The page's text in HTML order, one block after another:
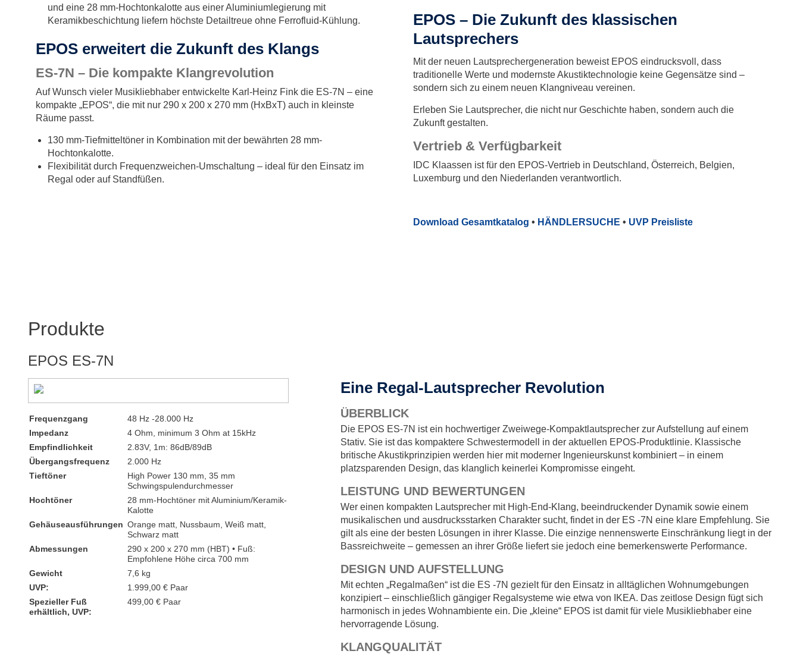
und eine 28 mm-Hochtonkalotte aus einer Aluminiumlegierung mit
Keramikbeschichtung liefern höchste Detailtreue ohne Ferrofluid-Kühlung.
EPOS erweitert die Zukunft des Klangs
ES-7N – Die kompakte Klangrevolution
Auf Wunsch vieler Musikliebhaber entwickelte Karl-Heinz Fink die ES-7N – eine
kompakte „EPOS“, die mit nur 290 x 200 x 270 mm (HxBxT) auch in kleinste
Räume passt.
130 mm-Tiefmitteltöner in Kombination mit der bewährten 28 mm-
Hochtonkalotte.
Flexibilität durch Frequenzweichen-Umschaltung – ideal für den Einsatz im
Regal oder auf Standfüßen.
EPOS – Die Zukunft des klassischen
Lautsprechers
Mit der neuen Lautsprechergeneration beweist EPOS eindrucksvoll, dass
traditionelle Werte und modernste Akustiktechnologie keine Gegensätze sind –
sondern sich zu einem neuen Klangniveau vereinen.
Erleben Sie Lautsprecher, die nicht nur Geschichte haben, sondern auch die
Zukunft gestalten.
Vertrieb & Verfügbarkeit
IDC Klaassen ist für den EPOS-Vertrieb in Deutschland, Österreich, Belgien,
Luxemburg und den Niederlanden verantwortlich.
Download Gesamtkatalog • HÄNDLERSUCHE • UVP Preisliste
Produkte
EPOS ES-7N
Frequenzgang
48 Hz -28.000 Hz
Impedanz
4 Ohm, minimum 3 Ohm at 15kHz
Empfindlichkeit
2.83V, 1m: 86dB/89dB
Übergangsfrequenz
2.000 Hz
Tieftöner
High Power 130 mm, 35 mm
Schwingspulendurchmesser
Hochtöner
28 mm-Hochtöner mit Aluminium/Keramik-
Kalotte
Gehäuseausführungen Orange matt, Nussbaum, Weiß matt,
Schwarz matt
Abmessungen
290 x 200 x 270 mm (HBT) • Fuß:
Empfohlene Höhe circa 700 mm
Gewicht
7,6 kg
UVP:
1.999,00 € Paar
Spezieller Fuß
erhältlich, UVP:
499,00 € Paar
Eine Regal-Lautsprecher Revolution
ÜBERBLICK
Die EPOS ES-7N ist ein hochwertiger Zweiwege-Kompaktlautsprecher zur Aufstellung auf einem
Stativ. Sie ist das kompaktere Schwestermodell in der aktuellen EPOS-Produktlinie. Klassische
britische Akustikprinzipien werden hier mit moderner Ingenieurskunst kombiniert – in einem
platzsparenden Design, das klanglich keinerlei Kompromisse eingeht.
LEISTUNG UND BEWERTUNGEN
Wer einen kompakten Lautsprecher mit High-End-Klang, beeindruckender Dynamik sowie einem
musikalischen und ausdrucksstarken Charakter sucht, findet in der ES -7N eine klare Empfehlung. Sie
gilt als eine der besten Lösungen in ihrer Klasse. Die einzige nennenswerte Einschränkung liegt in der
Bassreichweite – gemessen an ihrer Größe liefert sie jedoch eine bemerkenswerte Performance.
DESIGN UND AUFSTELLUNG
Mit echten „Regalmaßen“ ist die ES -7N gezielt für den Einsatz in alltäglichen Wohnumgebungen
konzipiert – einschließlich gängiger Regalsysteme wie etwa von IKEA. Das zeitlose Design fügt sich
harmonisch in jedes Wohnambiente ein. Die „kleine“ EPOS ist damit für viele Musikliebhaber eine
hervorragende Lösung.
KLANGQUALITÄT